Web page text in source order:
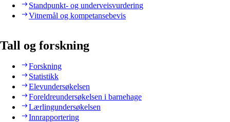
Standpunkt- og underveisvurdering
Vitnemål og kompetansebevis
Tall og forskning
Forskning
Statistikk
Elevundersøkelsen
Foreldreundersøkelsen i barnehage
Lærlingundersøkelsen
Innrapportering